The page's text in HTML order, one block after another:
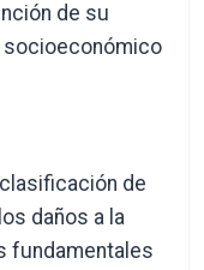
de su
de
daños a la
fundamentales